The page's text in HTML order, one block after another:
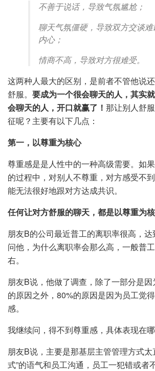
不善于说话，导致气氛尴尬；
聊天气氛僵硬，导致双方交谈
内心；
情商不高，导致对方很难受。
这两种人最大的区别，是前者不管他说
舒服。 要成为一个很会聊天的人，其实
会聊天的人，开口就赢了！ 那让别人舒
征呢？主要有以下几点：
第一，以尊重为核心
尊重感是是人性中的一种高级需要。如
的过程中，对别人不尊重，对方感受不
能无法很好地跟对方达成共识。
任何让对方舒服的聊天，都是以尊重为核
朋友B的公司最近普工的离职率很高，
问他，为什么离职率会那么高，一般普
右。
朋友B说，他做了调查，除了一部分是
的原因之外，80%的原因是因为员工觉
感。
我继续问，得不到尊重感，具体表现在
朋友B说，主要是那基层主管管理方式太
式”的语气和员工沟通，员工一犯错或者